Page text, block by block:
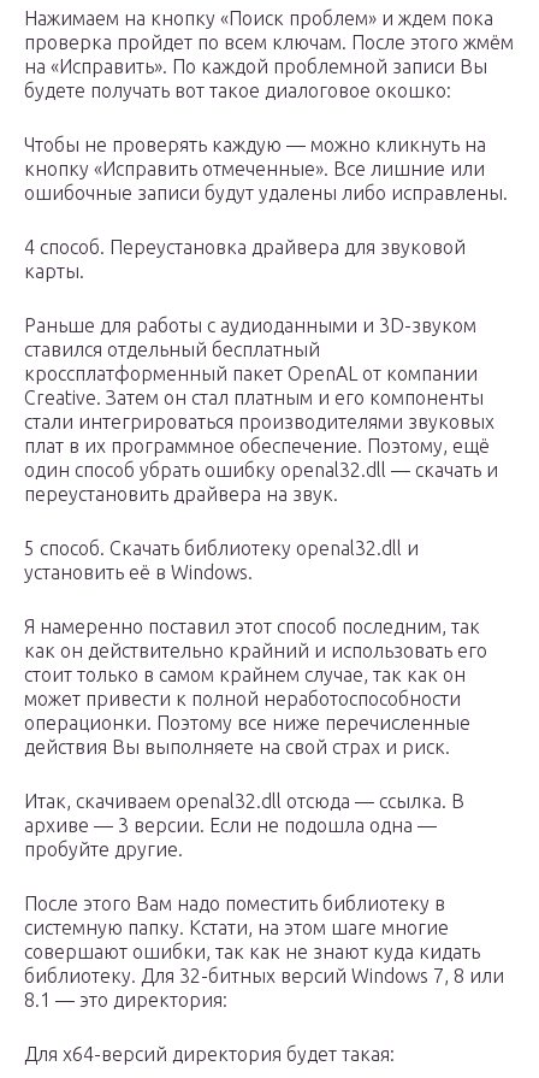
Нажимаем на кнопку «Поиск проблем» и ждем пока
проверка пройдет по всем ключам. После этого жмём
на «Исправить». По каждой проблемной записи Вы
будете получать вот такое диалоговое окошко:
Чтобы не проверять каждую — можно кликнуть на
кнопку «Исправить отмеченные». Все лишние или
ошибочные записи будут удалены либо исправлены.
4 способ. Переустановка драйвера для звуковой
карты.
Раньше для работы с аудиоданными и 3D-звуком
ставился отдельный бесплатный
кроссплатформенный пакет OpenAL от компании
Creative. Затем он стал платным и его компоненты
стали интегрироваться производителями звуковых
плат в их программное обеспечение. Поэтому, ещё
один способ убрать ошибку openal32.dll — скачать и
переустановить драйвера на звук.
5 способ. Скачать библиотеку openal32.dll и
установить её в Windows.
Я намеренно поставил этот способ последним, так
как он действительно крайний и использовать его
стоит только в самом крайнем случае, так как он
может привести к полной неработоспособности
операционки. Поэтому все ниже перечисленные
действия Вы выполняете на свой страх и риск.
Итак, скачиваем openal32.dll отсюда — ссылка. В
архиве — 3 версии. Если не подошла одна —
пробуйте другие.
После этого Вам надо поместить библиотеку в
системную папку. Кстати, на этом шаге многие
совершают ошибки, так как не знают куда кидать
библиотеку. Для 32-битных версий Windows 7, 8 или
8.1 — это директория:
Для x64-версий директория будет такая: